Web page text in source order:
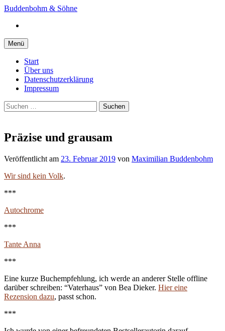
Springe
Inhalt
Buddenbohm & Söhne
Menü
Start
Über uns
Datenschutzerklärung
Impressum
Suchen
nach:
Präzise und grausam
Veröffentlicht am 23. Februar 2019 von Maximilian Buddenbohm
Wir sind kein Volk.
***
Autochrome
***
Tante Anna
***
Eine kurze Buchempfehlung, ich werde an anderer Stelle offline
darüber schreiben: “Vaterhaus” von Bea Dieker. Hier eine
Rezension dazu, passt schon.
***